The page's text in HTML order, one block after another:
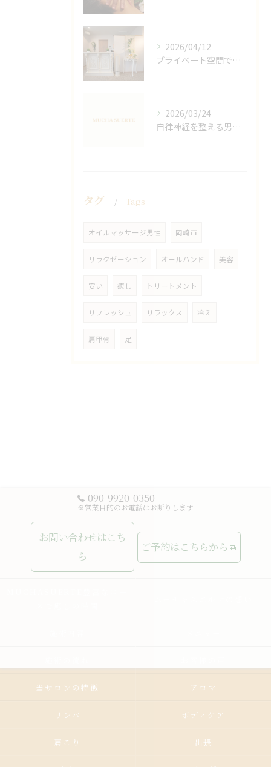
2026/04/12
プライベート空間で極上アロマリンパケアの効果
2026/03/24
自律神経を整える男性オイルマッサージ
タグ Tags
オイルマッサージ男性 岡崎市
リラクゼーション オールハンド 美容
安い 癒し トリートメント
リフレッシュ リラックス 冷え
肩甲骨 足
090-9920-0350
※営業目的のお電話はお断りします
お問い合わせはこち
ら
ご予約はこちらから
当サロンの特徴 アロマ
リンパ ボディケア
肩こり 出張